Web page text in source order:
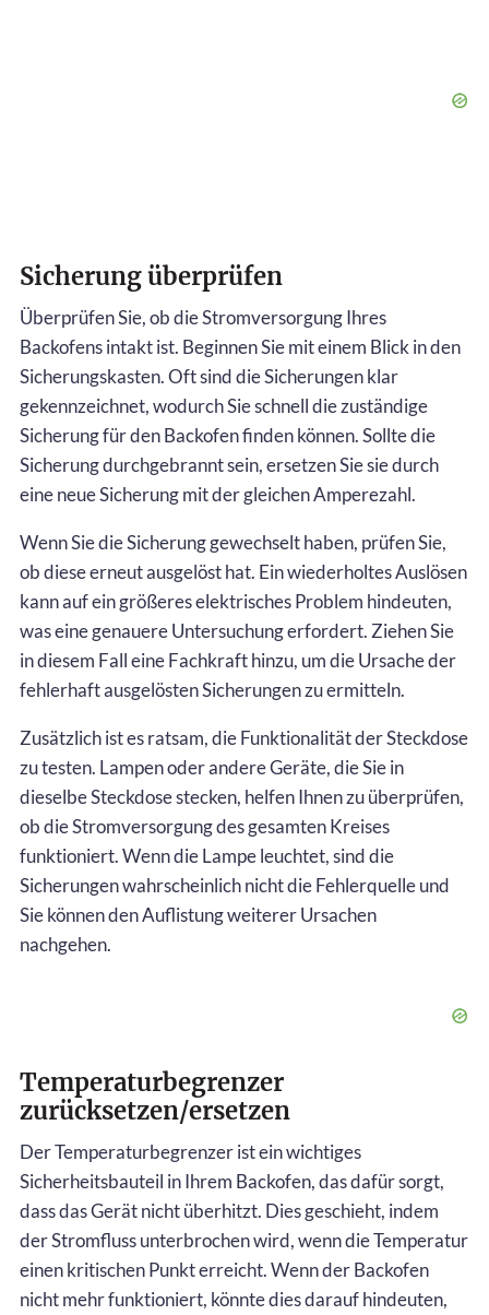
Sicherung überprüfen
Überprüfen Sie, ob die Stromversorgung Ihres
Backofens intakt ist. Beginnen Sie mit einem Blick in den
Sicherungskasten. Oft sind die Sicherungen klar
gekennzeichnet, wodurch Sie schnell die zuständige
Sicherung für den Backofen finden können. Sollte die
Sicherung durchgebrannt sein, ersetzen Sie sie durch
eine neue Sicherung mit der gleichen Amperezahl.
Wenn Sie die Sicherung gewechselt haben, prüfen Sie,
ob diese erneut ausgelöst hat. Ein wiederholtes Auslösen
kann auf ein größeres elektrisches Problem hindeuten,
was eine genauere Untersuchung erfordert. Ziehen Sie
in diesem Fall eine Fachkraft hinzu, um die Ursache der
fehlerhaft ausgelösten Sicherungen zu ermitteln.
Zusätzlich ist es ratsam, die Funktionalität der Steckdose
zu testen. Lampen oder andere Geräte, die Sie in
dieselbe Steckdose stecken, helfen Ihnen zu überprüfen,
ob die Stromversorgung des gesamten Kreises
funktioniert. Wenn die Lampe leuchtet, sind die
Sicherungen wahrscheinlich nicht die Fehlerquelle und
Sie können den Auflistung weiterer Ursachen
nachgehen.
Temperaturbegrenzer
zurücksetzen/ersetzen
Der Temperaturbegrenzer ist ein wichtiges
Sicherheitsbauteil in Ihrem Backofen, das dafür sorgt,
dass das Gerät nicht überhitzt. Dies geschieht, indem
der Stromfluss unterbrochen wird, wenn die Temperatur
einen kritischen Punkt erreicht. Wenn der Backofen
nicht mehr funktioniert, könnte dies darauf hindeuten,